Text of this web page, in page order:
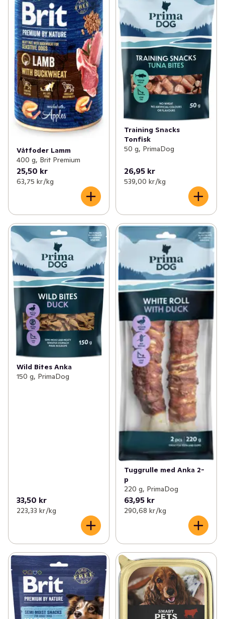
Våtfoder Lamm
400 g, Brit Premium
25,50 kr
63,75 kr /kg
Training Snacks
Tonfisk
50 g, PrimaDog
26,95 kr
539,00 kr /kg
Wild Bites Anka
150 g, PrimaDog
33,50 kr
223,33 kr /kg
Tuggrulle med Anka 2-
p
220 g, PrimaDog
63,95 kr
290,68 kr /kg